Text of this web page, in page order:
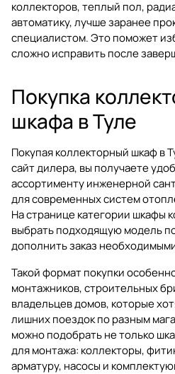
коллекторов, теплый пол,
автоматику, лучше заранее
специалистом. Это поможет
сложно исправить после
Покупка
шкафа в Туле
Покупая коллекторный шкаф в
сайт дилера, вы получаете
ассортименту инженерной
для современных систем
На странице категории шкафы
выбрать подходящую модель
дополнить заказ
Такой формат покупки
монтажников, строительных
владельцев домов, которые
лишних поездок по разным
можно подобрать не только
для монтажа: коллекторы,
арматуру, насосы и